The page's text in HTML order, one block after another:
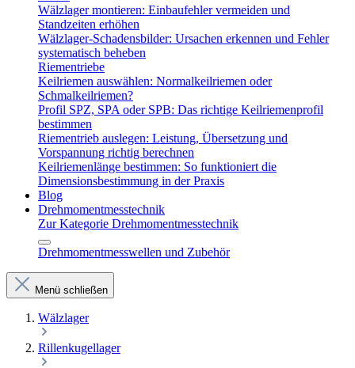
Wälzlager montieren: Einbaufehler vermeiden und
Standzeiten erhöhen
Wälzlager-Schadensbilder: Ursachen erkennen und Fehler
systematisch beheben
Riementriebe
Keilriemen auswählen: Normalkeilriemen oder
Schmalkeilriemen?
Profil SPZ, SPA oder SPB: Das richtige Keilriemenprofil
bestimmen
Riementrieb auslegen: Leistung, Übersetzung und
Vorspannung richtig berechnen
Keilriemenlänge bestimmen: So funktioniert die
Dimensionsbestimmung in der Praxis
Blog
Drehmomentmesstechnik
Zur Kategorie Drehmomentmesstechnik
Drehmomentmesswellen und Zubehör
Menü schließen
Wälzlager
Rillenkugellager